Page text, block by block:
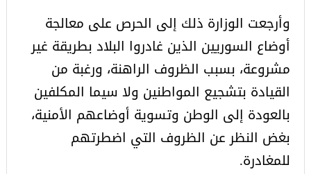
وأرجعت الوزارة ذلك إلى الحرص على معالجة
أوضاع السوريين الذين غادروا البلاد بطريقة غير
مشروعة، بسبب الظروف الراهنة، ورغبة من
القيادة بتشجيع المواطنين ولا سيما المكلفين
بالعودة إلى الوطن وتسوية أوضاعهم الأمنية،
بغض النظر عن الظروف التي اضطرتهم
للمغادرة.